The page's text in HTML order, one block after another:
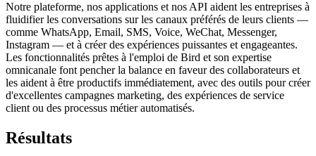
Notre plateforme, nos applications et nos API aident les entreprises à
fluidifier les conversations sur les canaux préférés de leurs clients —
comme WhatsApp, Email, SMS, Voice, WeChat, Messenger,
Instagram — et à créer des expériences puissantes et engageantes.
Les fonctionnalités prêtes à l'emploi de Bird et son expertise
omnicanale font pencher la balance en faveur des collaborateurs et
les aident à être productifs immédiatement, avec des outils pour créer
d'excellentes campagnes marketing, des expériences de service
client ou des processus métier automatisés.
Résultats